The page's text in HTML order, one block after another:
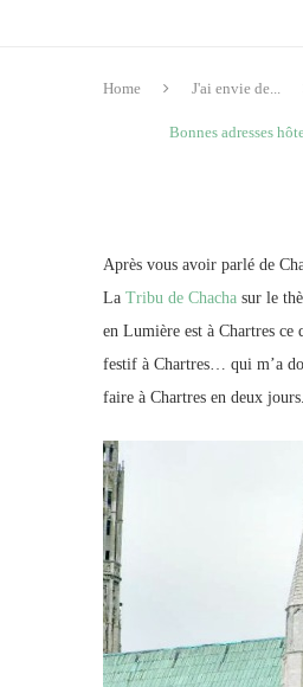
Home J'ai envie de...
Bonnes adresses
Après vous avoir parlé de
La Tribu de Chacha sur le
en Lumière est à Chartres
festif à Chartres… qui m’a
faire à Chartres en deux jours.